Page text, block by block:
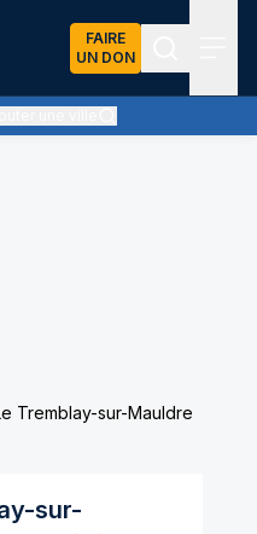
FAIRE
UN DON
par des nuages d'altitude,
Tremblay-sur-Mauldre
sur-